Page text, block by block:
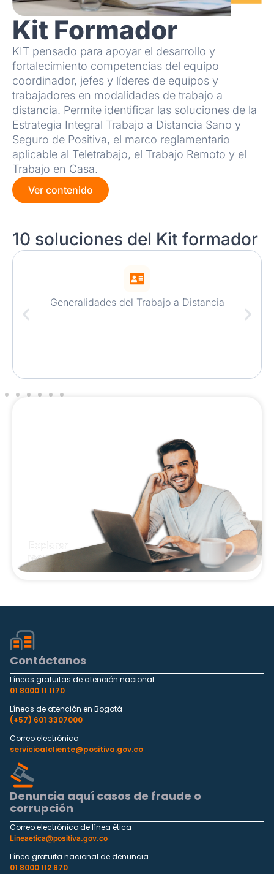
Kit Formador
KIT pensado para apoyar el desarrollo y
fortalecimiento competencias del equipo
coordinador, jefes y líderes de equipos y
trabajadores en modalidades de trabajo a
distancia. Permite identificar las soluciones de la
Estrategia Integral Trabajo a Distancia Sano y
Seguro de Positiva, el marco reglamentario
aplicable al Teletrabajo, el Trabajo Remoto y el
Trabajo en Casa.
Ver contenido
10 soluciones del Kit formador
Generalidades del Trabajo a Distancia​​
recursos
Contáctanos
Líneas gratuitas de atención nacional
01 8000 11 1170
Líneas de atención en Bogotá
(+57) 601 3307000
Correo electrónico
servicioalcliente@positiva.gov.co
Denuncia aquí casos de fraude o
corrupción
Correo electrónico de línea ética
Lineaetica@positiva.gov.co
Línea gratuita nacional de denuncia
01 8000 112 870